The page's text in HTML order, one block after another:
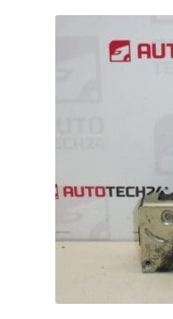
Kontakte
Om os
Privatlivspolitik